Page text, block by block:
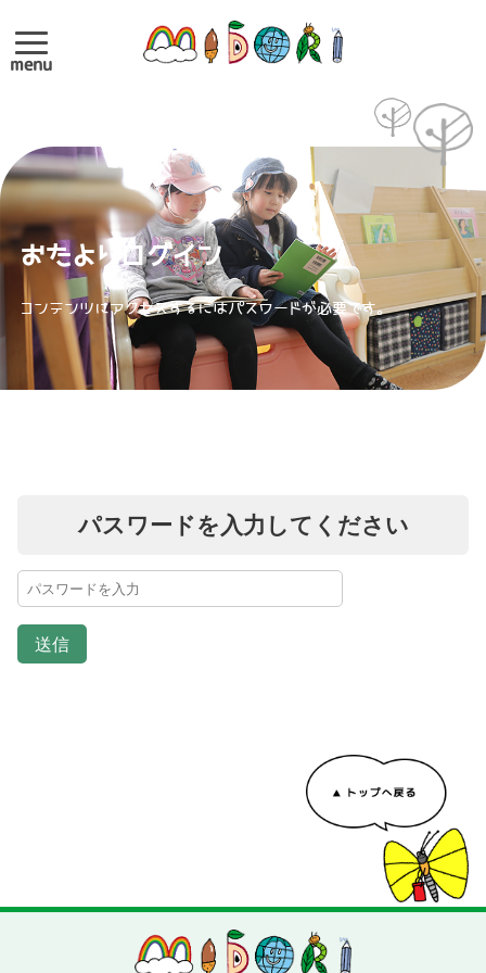
menu
おたよりログイン
コンテンツにアクセスするにはパスワードが必要です。
パスワードを入力してください
送信